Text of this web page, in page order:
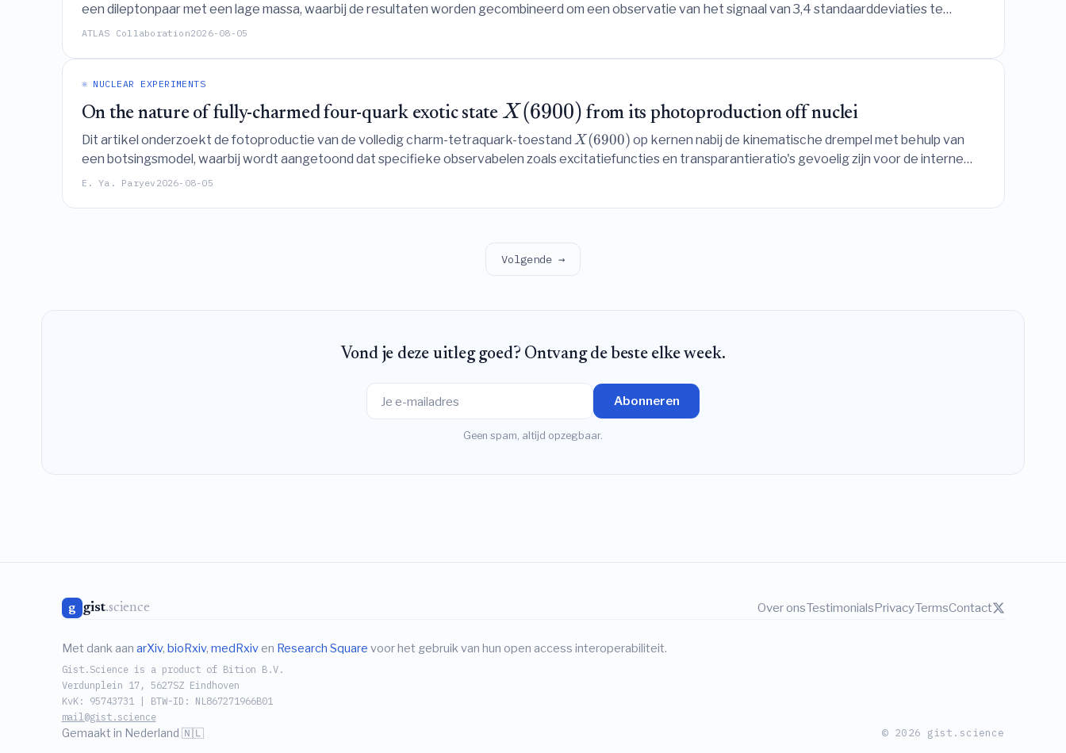
een dileptonpaar met een lage massa, waarbij de resultaten worden gecombineerd om een observatie van het signaal van 3,4 standaarddeviaties te
bereiken met een sterkte die consistent is met de voorspellingen van het Standaardmodel.
ATLAS Collaboration2026-08-05
⚛️ NUCLEAR EXPERIMENTS
On the nature of fully-charmed four-quark exotic state X (6900) from its photoproduction off nuclei
Dit artikel onderzoekt de fotoproductie van de volledig charm-tetraquark-toestand X (6900) op kernen nabij de kinematische drempel met behulp van
een botsingsmodel, waarbij wordt aangetoond dat specifieke observabelen zoals excitatiefuncties en transparantieratio's gevoelig zijn voor de interne
structuur ervan (compacte tetraquark, molecuul of gemengd) en dus kunnen helpen bij het bepalen van de aard ervan in toekomstige experimenten bij
E. Ya. Paryev 2026-08-05
Volgende →
Vond je deze uitleg goed? Ontvang de beste elke week.
Abonneren
Geen spam, altijd opzegbaar.
g gist.science Over onsTestimonialsPrivacyTermsContact
Met dank aan arXiv, bioRxiv, medRxiven Research Square voor het gebruik van hun open access interoperabiliteit.
Gist.Science is a product of Bition B.V.
Verdunplein 17, 5627SZ Eindhoven
KvK: 95743731 | BTW-ID: NL867271966B01
mail@gist.science
Gemaakt in Nederland 🇳🇱
© 2026 gist.science